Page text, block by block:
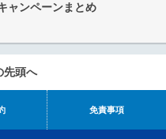
ャンペーンまとめ
先頭へ
免責事項